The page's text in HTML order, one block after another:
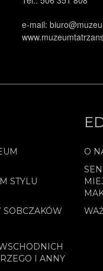
e-mail:
STYLU
SOBCZAKÓW
I ANNY
O